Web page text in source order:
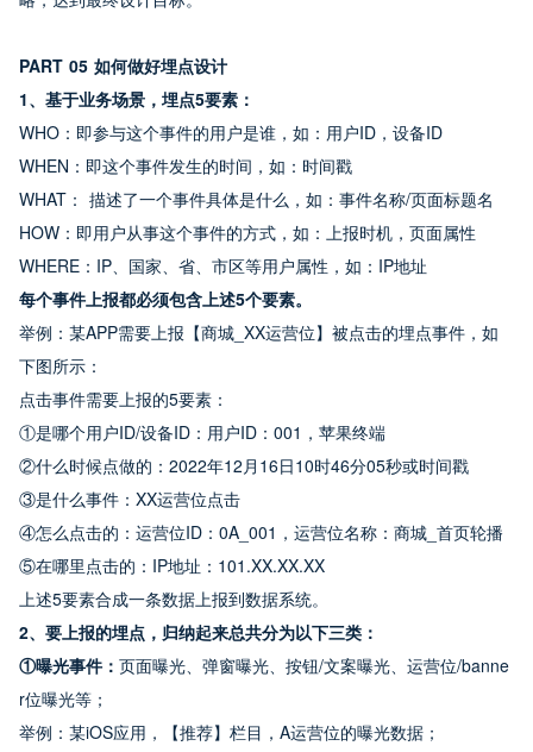
PART 05 如何做好埋点设计
1、基于业务场景，埋点5要素：
WHO：即参与这个事件的用户是谁，如：用户ID，设备ID
WHEN：即这个事件发生的时间，如：时间戳
WHAT： 描述了一个事件具体是什么，如：事件名称/页面标题名
HOW：即用户从事这个事件的方式，如：上报时机，页面属性
WHERE：IP、国家、省、市区等用户属性，如：IP地址
每个事件上报都必须包含上述5个要素。
举例：某APP需要上报【商城_XX运营位】被点击的埋点事件，如
下图所示：
点击事件需要上报的5要素：
①是哪个用户ID/设备ID：用户ID：001，苹果终端
②什么时候点做的：2022年12月16日10时46分05秒或时间戳
③是什么事件：XX运营位点击
④怎么点击的：运营位ID：0A_001，运营位名称：商城_首页轮播
⑤在哪里点击的：IP地址：101.XX.XX.XX
上述5要素合成一条数据上报到数据系统。
2、要上报的埋点，归纳起来总共分为以下三类：
①曝光事件： 页面曝光、弹窗曝光、按钮/文案曝光、运营位/banne
r位曝光等；
举例：某iOS应用，【推荐】栏目，A运营位的曝光数据；